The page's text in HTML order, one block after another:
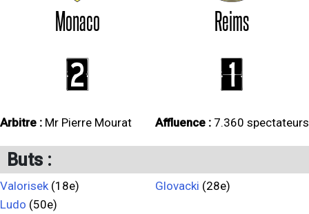
Monaco Reims
2 1
Arbitre : Mr Pierre Mourat Affluence : 7.360 spectateurs
Buts :
Valorisek(18e)
Ludo (50e)
Glovacki (28e)